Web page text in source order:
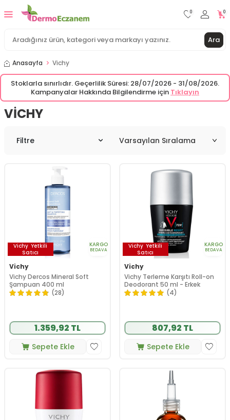
Ara
0 0
Anasayfa Vichy
Stoklarla sınırlıdır. Geçerlilik Süresi: 28/07/2026 - 31/08/2026.
Kampanyalar Hakkında Bilgilendirme için Tıklayın
VICHY
Filtre
Vichy Yetkili
Satıcı
KARGO
BEDAVA
Vichy
Vichy Dercos Mineral Soft
Şampuan 400 ml
(28)
1.359,92 TL
Sepete Ekle
Vichy Yetkili
Satıcı
KARGO
BEDAVA
Vichy
Vichy Terleme Karşıtı Roll-on
Deodorant 50 ml - Erkek
(4)
807,92 TL
Sepete Ekle